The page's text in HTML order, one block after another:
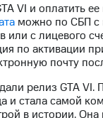
VI и оплатить ее
можно по СБП с
или с лицевого
по активации
почту
релиз GTA VI.
и стала самой
в истории.